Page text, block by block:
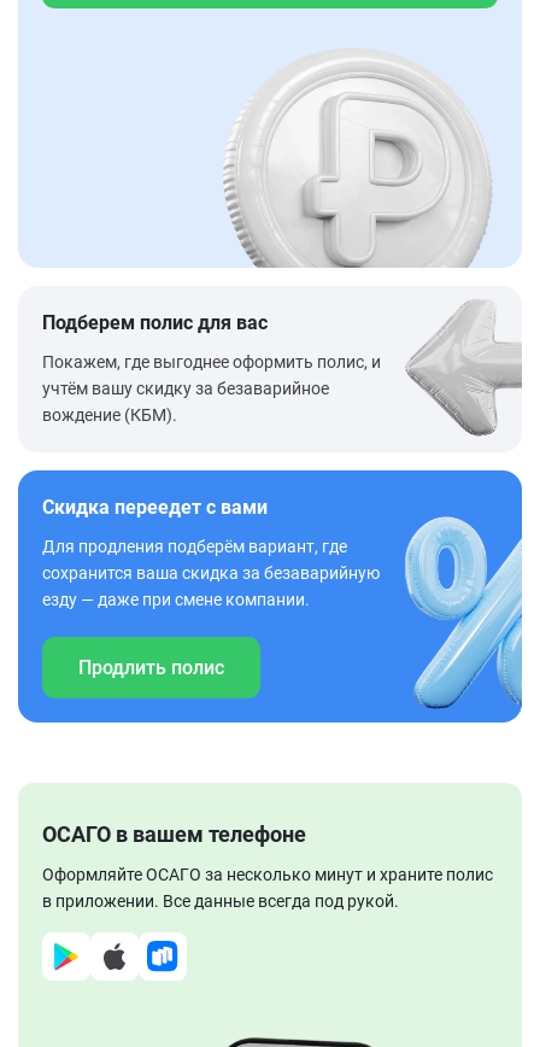
Подберем полис для вас
Покажем, где выгоднее оформить полис, и
учтём вашу скидку за безаварийное
вождение (КБМ).
Скидка переедет с вами
Для продления подберём вариант, где
сохранится ваша скидка за безаварийную
езду — даже при смене компании.
Продлить полис
ОСАГО в вашем телефоне
Оформляйте ОСАГО за несколько минут и храните полис
в приложении. Все данные всегда под рукой.